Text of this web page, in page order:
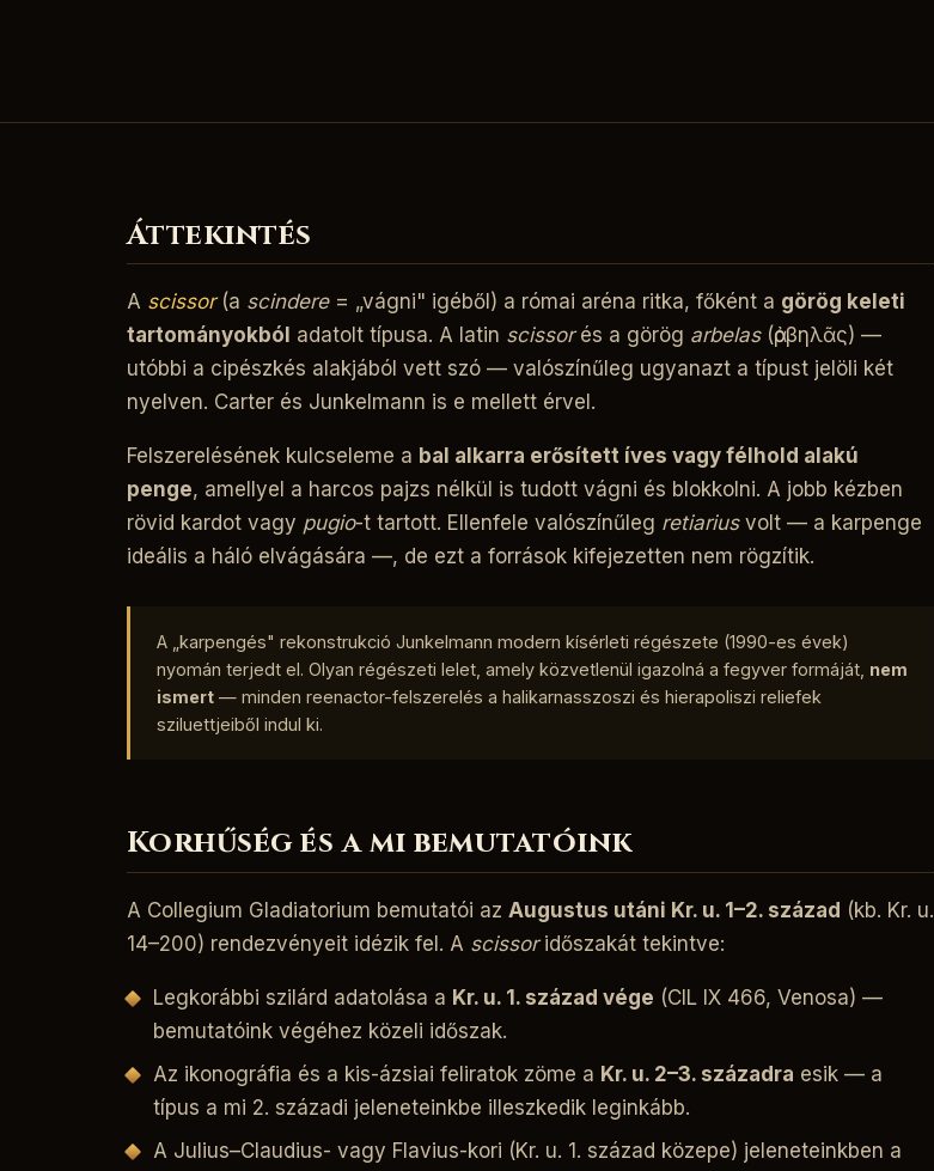
Áttekintés
A scissor(a scindere= „vágni" igéből) a római aréna ritka, főként a görög keleti
tartományokból adatolt típusa. A latin scissorés a görög arbelas(ἀρβηλᾶς) —
utóbbi a cipészkés alakjából vett szó — valószínűleg ugyanazt a típust jelöli két
nyelven. Carter és Junkelmann is e mellett érvel.
Felszerelésének kulcseleme a bal alkarra erősített íves vagy félhold alakú
penge, amellyel a harcos pajzs nélkül is tudott vágni és blokkolni. A jobb kézben
rövid kardot vagy pugio-t tartott. Ellenfele valószínűleg retiariusvolt — a karpenge
ideális a háló elvágására —, de ezt a források kifejezetten nem rögzítik.
A „karpengés" rekonstrukció Junkelmann modern kísérleti régészete (1990-es évek)
nyomán terjedt el. Olyan régészeti lelet, amely közvetlenül igazolná a fegyver formáját, nem
ismert — minden reenactor-felszerelés a halikarnasszoszi és hierapoliszi reliefek
sziluettjeiből indul ki.
Korhűség és a mi bemutatóink
A Collegium Gladiatorium bemutatói az Augustus utáni Kr. u. 1–2. század (kb. Kr. u.
14–200) rendezvényeit idézik fel. A scissoridőszakát tekintve:
Legkorábbi szilárd adatolása a Kr. u. 1. század vége (CIL IX 466, Venosa) —
bemutatóink végéhez közeli időszak.
Az ikonográfia és a kis-ázsiai feliratok zöme a Kr. u. 2–3. századra esik — a
típus a mi 2. századi jeleneteinkbe illeszkedik leginkább.
A Julius–Claudius- vagy Flavius-kori (Kr. u. 1. század közepe) jeleneteinkben a